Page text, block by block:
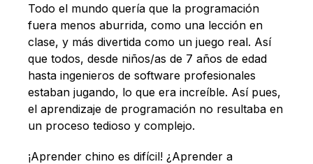
Todo el mundo quería que la programación
fuera menos aburrida, como una lección en
clase, y más divertida como un juego real. Así
que todos, desde niños/as de 7 años de edad
hasta ingenieros de software profesionales
estaban jugando, lo que era increíble. Así pues,
el aprendizaje de programación no resultaba en
un proceso tedioso y complejo.
¡Aprender chino es difícil! ¿Aprender a